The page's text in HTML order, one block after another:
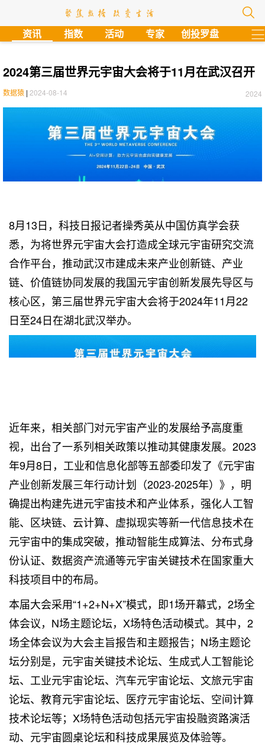
资讯 指数 活动 专家 创投罗盘
2024第三届世界元宇宙大会将于11月在武汉召开
2024
数据猿 | 2024-08-14
8月13日，科技日报记者操秀英从中国仿真学会获
悉，为将世界元宇宙大会打造成全球元宇宙研究交流
合作平台，推动武汉市建成未来产业创新链、产业
链、价值链协同发展的我国元宇宙创新发展先导区与
核心区，第三届世界元宇宙大会将于2024年11月22
日至24日在湖北武汉举办。
近年来，相关部门对元宇宙产业的发展给予高度重
视，出台了一系列相关政策以推动其健康发展。2023
年9月8日，工业和信息化部等五部委印发了《元宇宙
产业创新发展三年行动计划（2023-2025年）》，明
确提出构建先进元宇宙技术和产业体系，强化人工智
能、区块链、云计算、虚拟现实等新一代信息技术在
元宇宙中的集成突破，推动智能生成算法、分布式身
份认证、数据资产流通等元宇宙关键技术在国家重大
科技项目中的布局。
本届大会采用“1+2+N+X”模式，即1场开幕式，2场全
体会议，N场主题论坛，X场特色活动模式。其中，2
场全体会议为大会主旨报告和主题报告；N场主题论
坛分别是，元宇宙关键技术论坛、生成式人工智能论
坛、工业元宇宙论坛、汽车元宇宙论坛、文旅元宇宙
论坛、教育元宇宙论坛、医疗元宇宙论坛、空间计算
技术论坛等；X场特色活动包括元宇宙投融资路演活
动、元宇宙圆桌论坛和科技成果展览及体验等。